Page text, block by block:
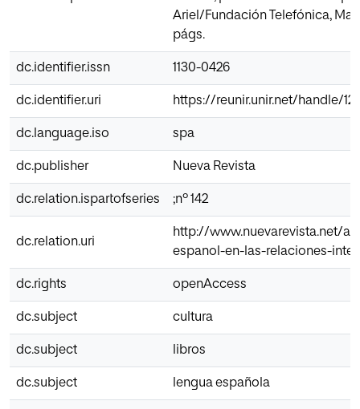
Ariel/Fundación Telefónica,
págs.
dc.identifier.issn 1130-0426
dc.identifier.uri https://reunir.unir.net/handle/
dc.language.iso spa
dc.publisher Nueva Revista
dc.relation.ispartofseries ;nº 142
dc.relation.uri
http://www.nuevarevista.net/
espanol-en-las-relaciones-
dc.rights openAccess
dc.subject cultura
dc.subject libros
dc.subject lengua española